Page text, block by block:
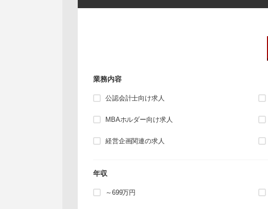
業務内容
公認会計士向け求人
MBAホルダー向け求人
経営企画関連の求人
年収
～699万円